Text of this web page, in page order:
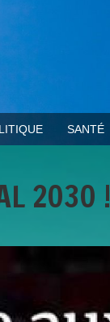
SANTÉ
2030 !